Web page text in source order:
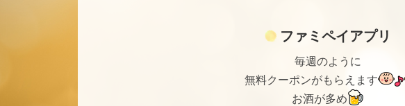
ファミペイアプリ
毎週のように
無料クーポンがもらえます
お酒が多め